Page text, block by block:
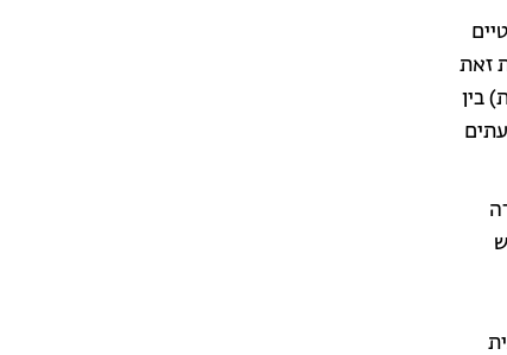
זאת
בין